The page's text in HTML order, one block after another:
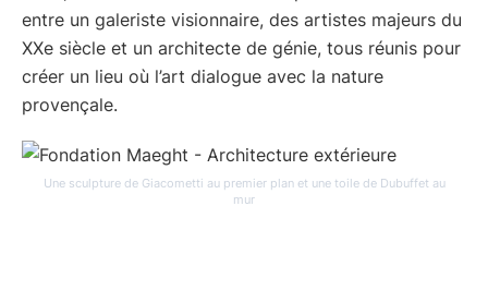
entre un galeriste visionnaire, des artistes majeurs du
XXe siècle et un architecte de génie, tous réunis pour
créer un lieu où l’art dialogue avec la nature
provençale.
Une sculpture de Giacometti au premier plan et une toile de Dubuffet au
mur